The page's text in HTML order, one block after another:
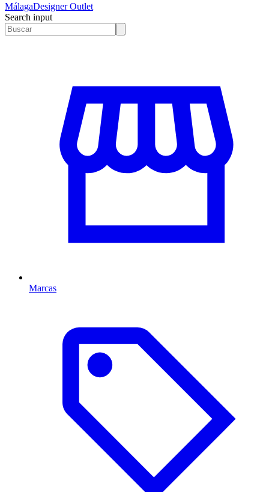
MálagaDesigner Outlet
Search input
Marcas